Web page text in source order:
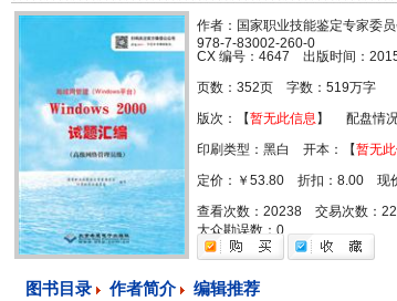
作者：国家职业技能鉴定专家委
978-7-83002-260-0
CX 编号：4647 出版时间：
页数：352页 字数：519万字
版次：【暂无此信息 】 配盘情
印刷类型：黑白 开本：【暂无
定价：￥53.80 折扣：8.00 现
查看次数：20238 交易次数：
大众勘误数：0
图书目录 作者简介 编辑推荐